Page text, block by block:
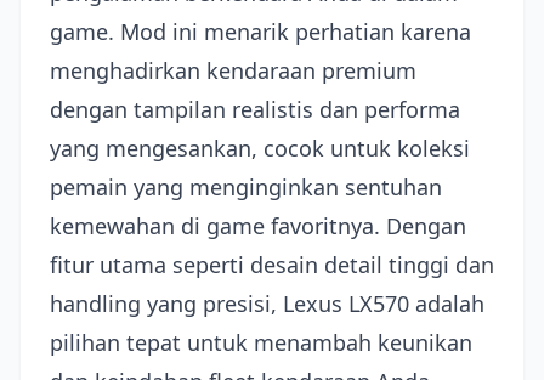
game. Mod ini menarik perhatian karena
menghadirkan kendaraan premium
dengan tampilan realistis dan performa
yang mengesankan, cocok untuk koleksi
pemain yang menginginkan sentuhan
kemewahan di game favoritnya. Dengan
fitur utama seperti desain detail tinggi dan
handling yang presisi, Lexus LX570 adalah
pilihan tepat untuk menambah keunikan